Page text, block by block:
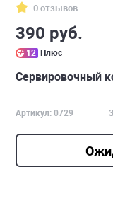
0 отзывов
390 руб.
12 Плюс
Сервировочный
Артикул: 0729